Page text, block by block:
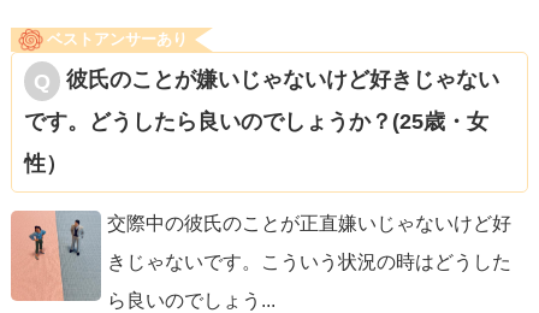
ベストアンサーあり
彼氏のことが嫌いじゃないけど好きじゃない
です。どうしたら良いのでしょうか？(25歳・女
性）
交際中の彼氏のことが正直嫌いじゃないけど好
きじゃないです。こういう状況の時はどうした
ら良いのでしょう ...